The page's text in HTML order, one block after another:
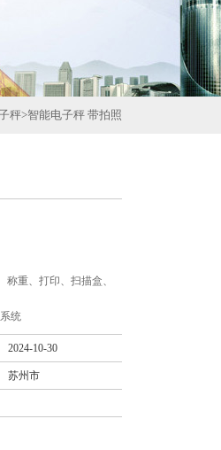
秤>智能电子秤 带拍照
称重、打印、扫描盒、
统
2024-10-30
苏州市